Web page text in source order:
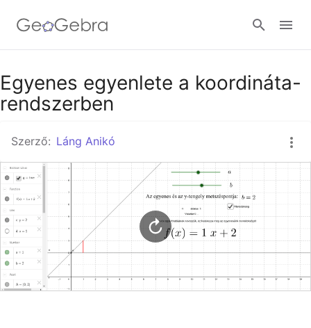
Bejelentkezés
Egyenes egyenlete a koordináta-
rendszerben
Szerző: Láng Anikó